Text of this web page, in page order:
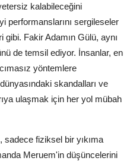
kalabileceğini
performanslarını sergileseler
gibi. Fakir Adamın Gülü, aynı
de temsil ediyor. İnsanlar, en
yöntemlere
skandalları ve
ulaşmak için her yol mübah
sadece fiziksel bir yıkıma
Meruem'in düşüncelerini